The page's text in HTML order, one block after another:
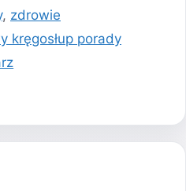
, zdrowie
kręgosłup porady